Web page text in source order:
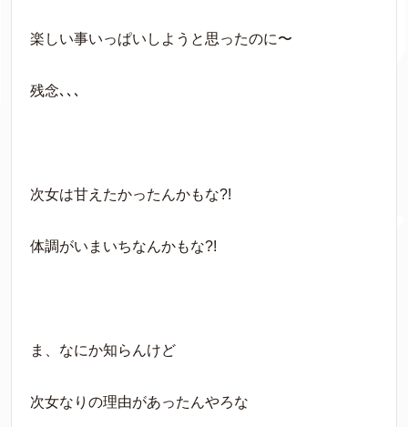
楽しい事いっぱいしようと思ったのに〜
残念､､､
次女は甘えたかったんかもな?!
体調がいまいちなんかもな?!
ま、なにか知らんけど
次女なりの理由があったんやろな